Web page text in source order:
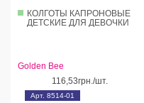
Арт. 8514-01
КОЛГОТЫ КАПРОНОВЫЕ
ДЕТСКИЕ ДЛЯ ДЕВОЧКИ
Golden Bee
116,53грн./шт.